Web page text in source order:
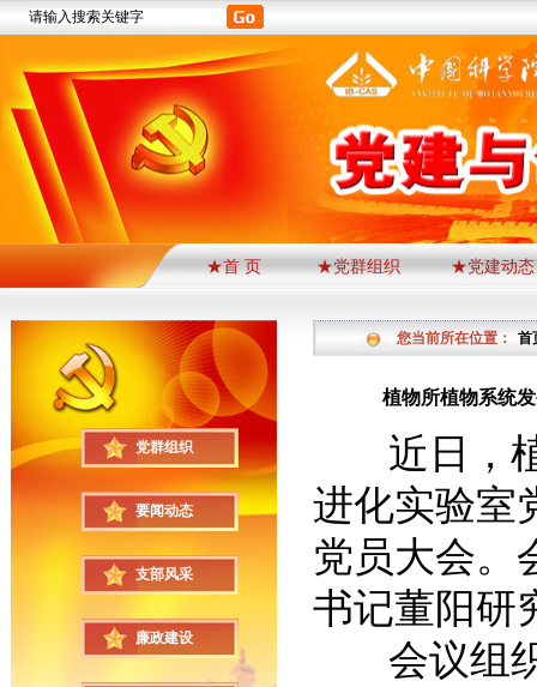
★首 页 ★党群组织 ★党建动态
党群组织
要闻动态
支部风采
廉政建设
您当前所在位置： 首
植物所植物系统
近日，植
进化实验室
党员大会。
书记董阳研
会议组织